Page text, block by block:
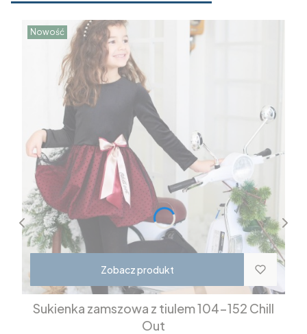
Nowość
Zobacz produkt
Sukienka zamszowa z tiulem 104-152 Chill
Out